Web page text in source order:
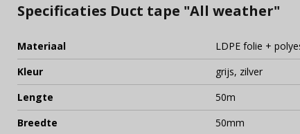
Specificaties Duct tape "All weather"
Materiaal
LDPE folie +
Kleur
grijs, zilver
Lengte
50m
Breedte
50mm